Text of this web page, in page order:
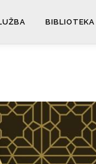
BIBLIOTEKA